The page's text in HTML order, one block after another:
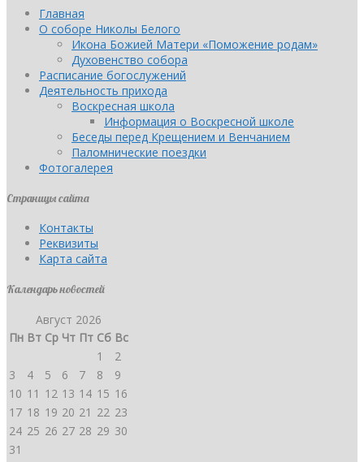
Главная
О соборе Николы Белого
Икона Божией Матери «Поможение родам»
Духовенство собора
Расписание богослужений
Деятельность прихода
Воскресная школа
Информация о Воскресной школе
Беседы перед Крещением и Венчанием
Паломнические поездки
Фотогалерея
Страницы сайта
Контакты
Реквизиты
Карта сайта
Календарь новостей
Август 2026
Пн Вт Ср Чт Пт Сб Вс
1
2
3
4 5 6 7 8
9
10 11 12 13 14 15 16
17 18 19 20 21 22 23
24 25 26 27 28 29 30
31